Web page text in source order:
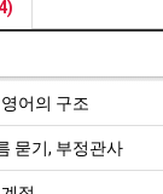
어의 구조
묻기, 부정관사